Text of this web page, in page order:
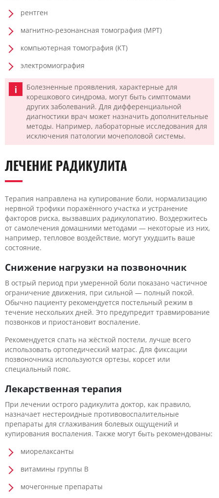
рентген
магнитно-резонансная томография (МРТ)
компьютерная томография (КТ)
электромиография
Болезненные проявления, характерные для
корешкового синдрома, могут быть симптомами
других заболеваний. Для дифференциальной
диагностики врач может назначить дополнительные
методы. Например, лабораторные исследования для
исключения патологии мочеполовой системы.
ЛЕЧЕНИЕ РАДИКУЛИТА
Терапия направлена на купирование боли, нормализацию
нервной трофики поражённого участка и устранение
факторов риска, вызвавших радикулопатию. Воздержитесь
от самолечения домашними методами — некоторые из них,
например, тепловое воздействие, могут ухудшить ваше
состояние.
Снижение нагрузки на позвоночник
В острый период при умеренной боли показано частичное
ограничение движения, при сильной — полный покой.
Обычно пациенту рекомендуется постельный режим в
течение нескольких дней. Это предупредит травмирование
позвонков и приостановит воспаление.
Рекомендуется спать на жёсткой постели, лучше всего
использовать ортопедический матрас. Для фиксации
позвоночника используются ортезы, корсет или
специальный пояс.
Лекарственная терапия
При лечении острого радикулита доктор, как правило,
назначает нестероидные противовоспалительные
препараты для сглаживания болевых ощущений и
купирования воспаления. Также могут быть рекомендованы:
миорелаксанты
витамины группы В
мочегонные препараты